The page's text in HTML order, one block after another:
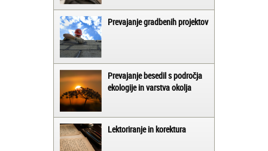
Prevajanje gradbenih projektov
Prevajanje besedil s področja
ekologije in varstva okolja
Lektoriranje in korektura